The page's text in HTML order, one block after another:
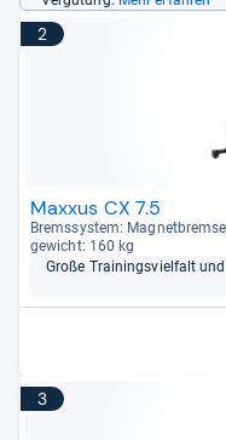
2
Maxxus CX 7.5
Brems­sys­tem: Magnet­bremse
ge­wicht: 160 kg
Große Trai­nings­viel­falt
3